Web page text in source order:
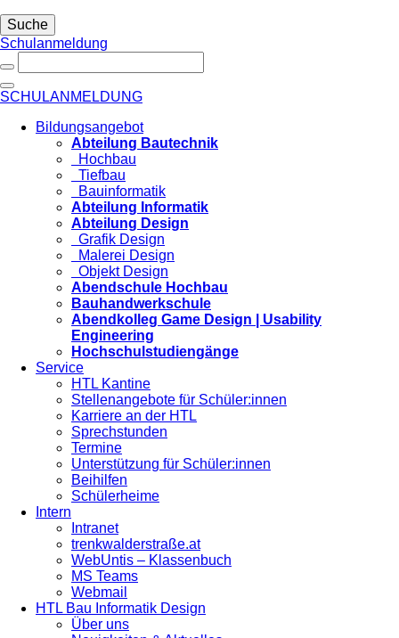
Suche
Schulanmeldung
SCHULANMELDUNG
Bildungsangebot
Abteilung Bautechnik
Hochbau
Tiefbau
Bauinformatik
Abteilung Informatik
Abteilung Design
Grafik Design
Malerei Design
Objekt Design
Abendschule Hochbau
Bauhandwerkschule
Abendkolleg Game Design | Usability
Engineering
Hochschulstudiengänge
Service
HTL Kantine
Stellenangebote für Schüler:innen
Karriere an der HTL
Sprechstunden
Termine
Unterstützung für Schüler:innen
Beihilfen
Schülerheime
Intern
Intranet
trenkwalderstraße.at
WebUntis – Klassenbuch
MS Teams
Webmail
HTL Bau Informatik Design
Über uns